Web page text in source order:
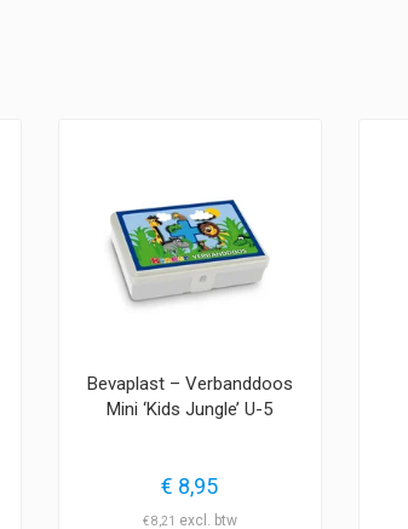
Bevaplast – Verbanddoos
Mini ‘Kids Jungle’ U-5
€ 8,95
€8,21